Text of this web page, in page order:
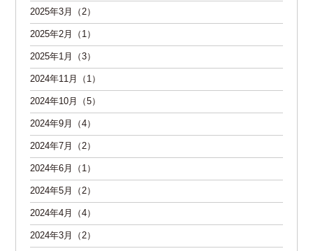
2025年3月（2）
2025年2月（1）
2025年1月（3）
2024年11月（1）
2024年10月（5）
2024年9月（4）
2024年7月（2）
2024年6月（1）
2024年5月（2）
2024年4月（4）
2024年3月（2）